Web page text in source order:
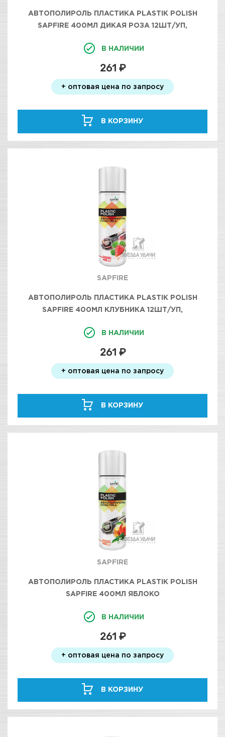
АВТОПОЛИРОЛЬ ПЛАСТИКА PLASTIK POLISH
SAPFIRE 400МЛ ДИКАЯ РОЗА 12ШТ/УП,
В НАЛИЧИИ
261 ₽
+ оптовая цена по запросу
В КОРЗИНУ
SAPFIRE
АВТОПОЛИРОЛЬ ПЛАСТИКА PLASTIK POLISH
SAPFIRE 400МЛ КЛУБНИКА 12ШТ/УП,
В НАЛИЧИИ
261 ₽
+ оптовая цена по запросу
В КОРЗИНУ
SAPFIRE
АВТОПОЛИРОЛЬ ПЛАСТИКА PLASTIK POLISH
SAPFIRE 400МЛ ЯБЛОКО
В НАЛИЧИИ
261 ₽
+ оптовая цена по запросу
В КОРЗИНУ